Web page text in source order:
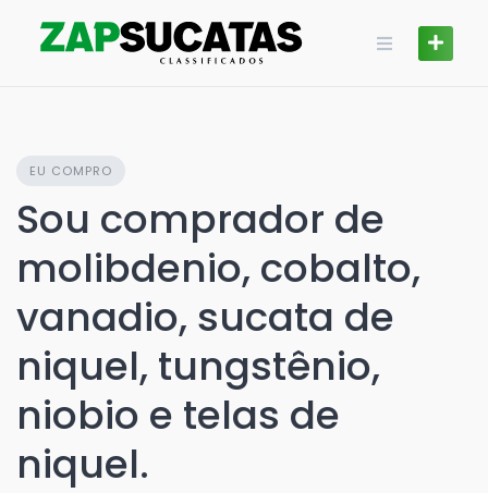
EU COMPRO
Sou comprador de
molibdenio, cobalto,
vanadio, sucata de
niquel, tungstênio,
niobio e telas de
niquel.